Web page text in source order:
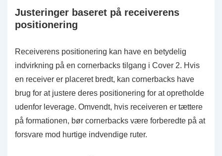
Justeringer baseret på receiverens
positionering
Receiverens positionering kan have en betydelig
indvirkning på en cornerbacks tilgang i Cover 2. Hvis
en receiver er placeret bredt, kan cornerbacks have
brug for at justere deres positionering for at opretholde
udenfor leverage. Omvendt, hvis receiveren er tættere
på formationen, bør cornerbacks være forberedte på at
forsvare mod hurtige indvendige ruter.